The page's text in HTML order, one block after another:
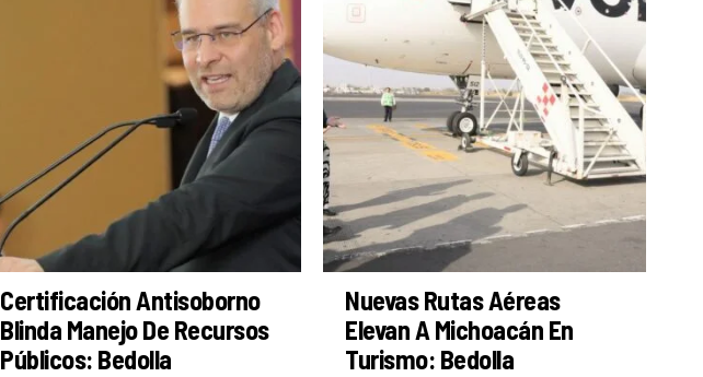
Certificación Antisoborno
Blinda Manejo De Recursos
Públicos: Bedolla
Nuevas Rutas Aéreas
Elevan A Michoacán En
Turismo: Bedolla